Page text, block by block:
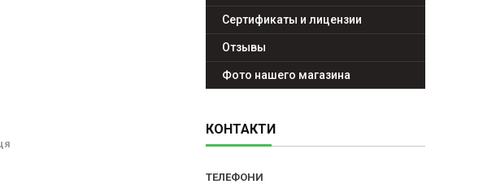
Сертификаты и лицензии
Отзывы
Фото нашего магазина
КОНТАКТИ